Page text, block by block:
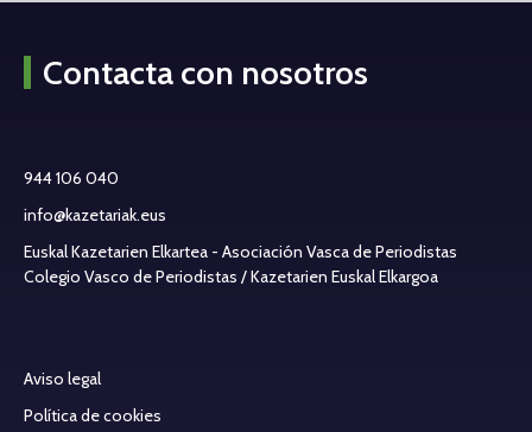
Contacta con nosotros
944 106 040
info@kazetariak.eus
Euskal Kazetarien Elkartea - Asociación Vasca de Periodistas
Colegio Vasco de Periodistas / Kazetarien Euskal Elkargoa
Aviso legal
Política de cookies